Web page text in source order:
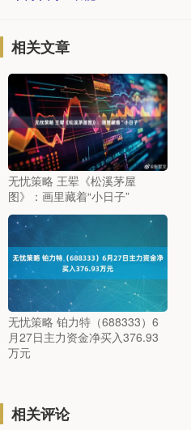
相关文章
无忧策略 王翚《松溪茅屋
图》：画里藏着“小日子”
无忧策略 铂力特（688333）6
月27日主力资金净买入376.93
万元
相关评论